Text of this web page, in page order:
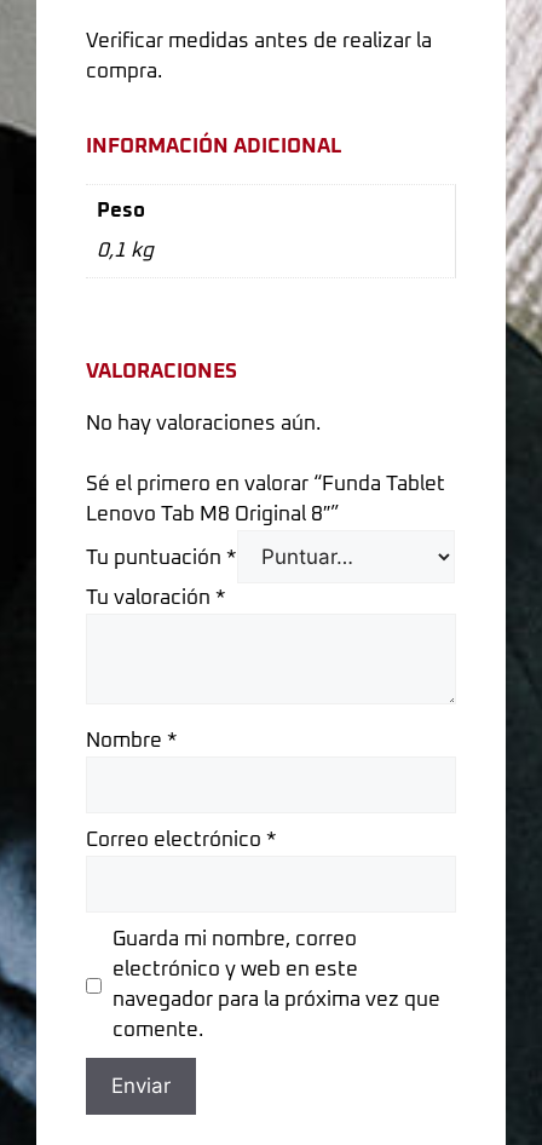
Verificar medidas antes de realizar la
compra.
INFORMACIÓN ADICIONAL
Peso
0,1 kg
VALORACIONES
No hay valoraciones aún.
Sé el primero en valorar “Funda Tablet
Lenovo Tab M8 Original 8″”
Tu puntuación *
Tu valoración *
Nombre *
Correo electrónico *
Guarda mi nombre, correo
electrónico y web en este
navegador para la próxima vez que
comente.